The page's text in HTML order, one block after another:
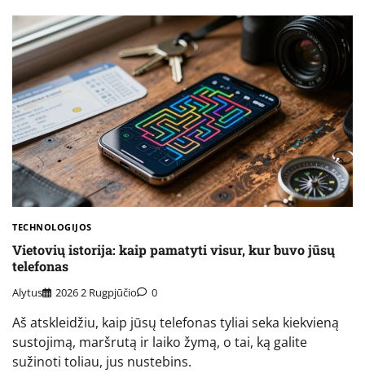
TECHNOLOGIJOS
Vietovių istorija: kaip pamatyti visur, kur buvo jūsų
telefonas
Alytus 2026 2 Rugpjūčio 0
Aš atskleidžiu, kaip jūsų telefonas tyliai seka kiekvieną
sustojimą, maršrutą ir laiko žymą, o tai, ką galite
sužinoti toliau, jus nustebins.